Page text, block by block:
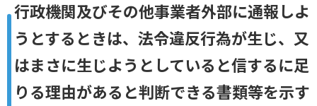
行政機関及びその他事業者外部に通報しよ
うとするときは、法令違反行為が生じ、又
はまさに生じようとしていると信するに足
りる理由があると判断できる書類等を示す